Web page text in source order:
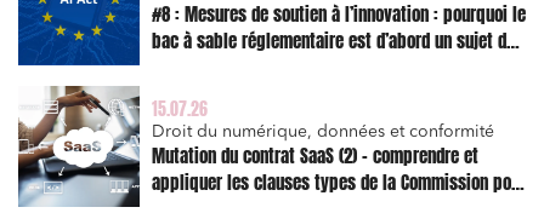
#8 : Mesures de soutien à l’innovation : pourquoi le
bac à sable réglementaire est d’abord un sujet de
15.07.26
Droit du numérique, données et conformité
Mutation du contrat SaaS (2) – comprendre et
appliquer les clauses types de la Commission pour
J'ai lu et j'accepte la